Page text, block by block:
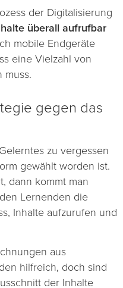
der Digitalisierung
überall aufrufbar
mobile Endgeräte
eine Vielzahl von
muss.
gegen das
zu vergessen
gewählt worden ist.
dann kommt man
Lernenden die
Inhalte aufzurufen und
aus
hilfreich, doch sind
der Inhalte